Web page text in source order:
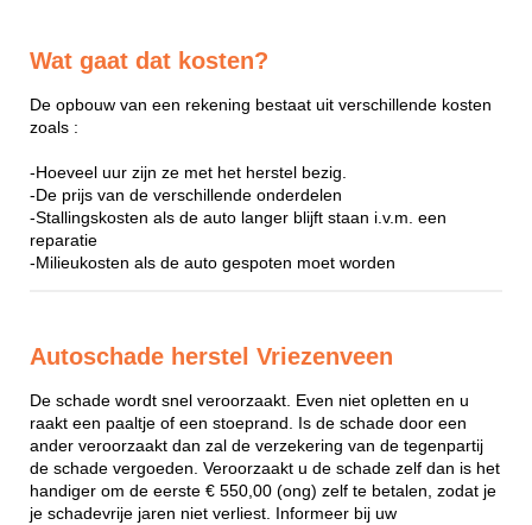
Wat gaat dat kosten?
De opbouw van een rekening bestaat uit verschillende kosten
zoals :
-Hoeveel uur zijn ze met het herstel bezig.
-De prijs van de verschillende onderdelen
-Stallingskosten als de auto langer blijft staan i.v.m. een
reparatie
-Milieukosten als de auto gespoten moet worden
Autoschade herstel Vriezenveen
De schade wordt snel veroorzaakt. Even niet opletten en u
raakt een paaltje of een stoeprand. Is de schade door een
ander veroorzaakt dan zal de verzekering van de tegenpartij
de schade vergoeden. Veroorzaakt u de schade zelf dan is het
handiger om de eerste € 550,00 (ong) zelf te betalen, zodat je
je schadevrije jaren niet verliest. Informeer bij uw